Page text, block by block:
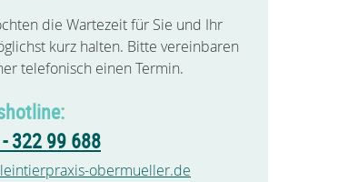
die Wartezeit für Sie und Ihr
kurz halten. Bitte vereinbaren
telefonisch einen Termin.
322 99 688
obermueller.de